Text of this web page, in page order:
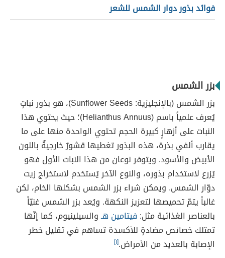
فوائد بذور دوار الشمس للشعر
بزر الشمس
بزر الشمس (بالإنجليزية: Sunflower Seeds)، هو بذور نباتٍ
يُعرف علمياً باسم (Helianthus Annuus)؛ حيث يحتوي هذا
النبات على أزهارٍ كبيرة الحجم تحتوي الواحدة منها على ما
يقارب ألفي بذرة، هذه البذور تغطيها قشورٌ خارجيةٌ باللون
الأبيض والأسود. ويتوفر نوعان من هذا النبات الأول فهو
يُزرع لاستخدام بذوره، والنوع الآخر يُستخدم لاستخراج زيت
دوّار الشمس. ويمكن شراء بزر الشمس بشكلها الخام، لكن
غالباً يتمّ تحميصها لتعزيز النكهة. ويُعد بزر الشمس غنيّاً
بالعناصر الغذائية مثل: فيتامين هـوالسيلينيوم، كما إنّها
تمتلك خصائص مضادةٍ للأكسدة تساهم في تقليل خطر
الإصابة بالعديد من الأمراض.[١]